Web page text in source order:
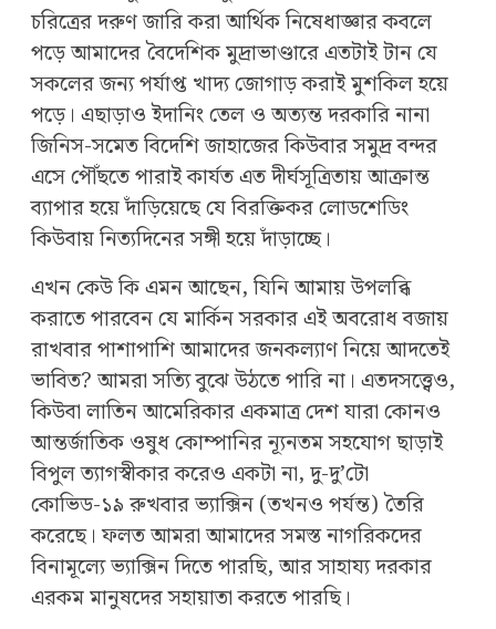
চরিত্রের দরুণ জারি করা আর্থিক নিষেধাজ্ঞার কবলে
পড়ে আমাদের বৈদেশিক মুদ্রাভাণ্ডারে এতটাই টান যে
সকলের জন্য পর্যাপ্ত খাদ্য জোগাড় করাই মুশকিল হয়ে
পড়ে। এছাড়াও ইদানিং তেল ও অত্যন্ত দরকারি নানা
জিনিস-সমেত বিদেশি জাহাজের কিউবার সমুদ্র বন্দর
এসে পৌঁছতে পারাই কার্যত এত দীর্ঘসূত্রিতায় আক্রান্ত
ব্যাপার হয়ে দাঁড়িয়েছে যে বিরক্তিকর লোডশেডিং
কিউবায় নিত্যদিনের সঙ্গী হয়ে দাঁড়াচ্ছে।
এখন কেউ কি এমন আছেন, যিনি আমায় উপলব্ধি
করাতে পারবেন যে মার্কিন সরকার এই অবরোধ বজায়
রাখবার পাশাপাশি আমাদের জনকল্যাণ নিয়ে আদতেই
ভাবিত? আমরা সত্যি বুঝে উঠতে পারি না। এতদসত্ত্বেও,
কিউবা লাতিন আমেরিকার একমাত্র দেশ যারা কোনও
আন্তর্জাতিক ওষুধ কোম্পানির ন্যূনতম সহযোগ ছাড়াই
বিপুল ত্যাগস্বীকার করেও একটা না, দু-দু’টো
কোভিড-১৯ রুখবার ভ্যাক্সিন (তখনও পর্যন্ত) তৈরি
করেছে। ফলত আমরা আমাদের সমস্ত নাগরিকদের
বিনামূল্যে ভ্যাক্সিন দিতে পারছি, আর সাহায্য দরকার
এরকম মানুষদের সহায়াতা করতে পারছি।